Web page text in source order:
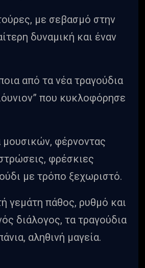
με σεβασμό στην
δυναμική και έναν
από τα νέα τραγούδια
που κυκλοφόρησε
μουσικών, φέρνοντας
φρέσκιες
με τρόπο ξεχωριστό.
γεμάτη πάθος, ρυθμό και
διάλογος, τα τραγούδια
αληθινή μαγεία.